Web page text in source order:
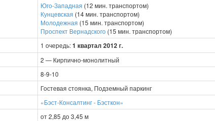
Юго-Западная (12 мин. транспортом)
Кунцевская (14 мин. транспортом)
Молодежная (15 мин. транспортом)
Проспект Вернадского (15 мин. транспортом)
1 очередь:1 квартал 2012 г.
2 — Кирпично-монолитный
8-9-10
Гостевая стоянка, Подземный паркинг
«Бэст-Консалтинг - Бэсткон»
от 2,85 до 3,45 м